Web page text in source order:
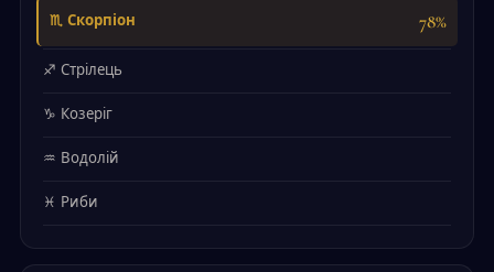
♏ Скорпіон 78%
♐ Стрілець
♑ Козеріг
♒ Водолій
♓ Риби